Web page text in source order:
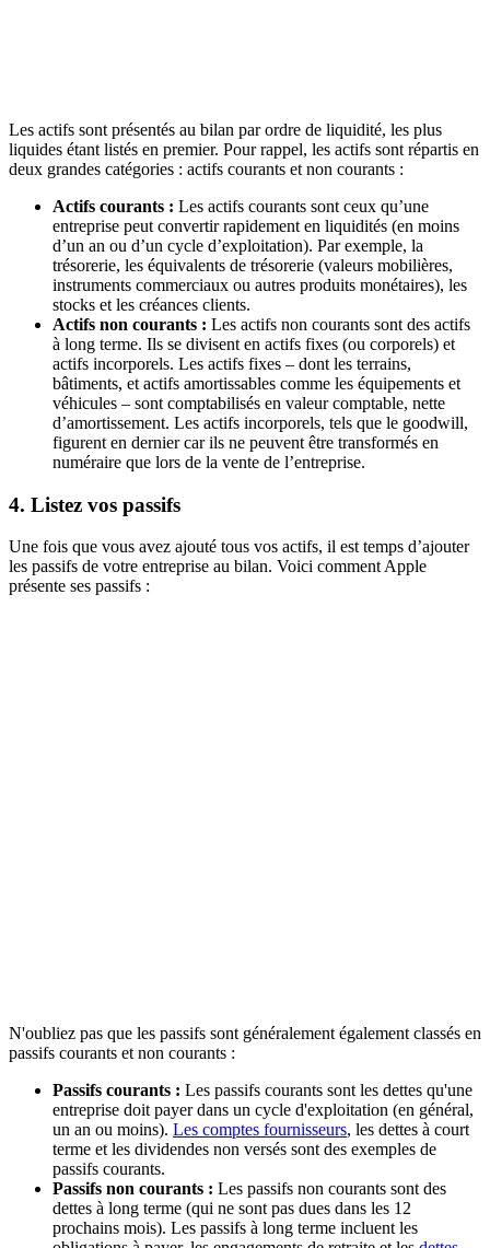
Les actifs sont présentés au bilan par ordre de liquidité, les plus
liquides étant listés en premier. Pour rappel, les actifs sont répartis en
deux grandes catégories : actifs courants et non courants :
Actifs courants : Les actifs courants sont ceux qu’une
entreprise peut convertir rapidement en liquidités (en moins
d’un an ou d’un cycle d’exploitation). Par exemple, la
trésorerie, les équivalents de trésorerie (valeurs mobilières,
instruments commerciaux ou autres produits monétaires), les
stocks et les créances clients.
Actifs non courants : Les actifs non courants sont des actifs
à long terme. Ils se divisent en actifs fixes (ou corporels) et
actifs incorporels. Les actifs fixes – dont les terrains,
bâtiments, et actifs amortissables comme les équipements et
véhicules – sont comptabilisés en valeur comptable, nette
d’amortissement. Les actifs incorporels, tels que le goodwill,
figurent en dernier car ils ne peuvent être transformés en
numéraire que lors de la vente de l’entreprise.
4. Listez vos passifs
Une fois que vous avez ajouté tous vos actifs, il est temps d’ajouter
les passifs de votre entreprise au bilan. Voici comment Apple
présente ses passifs :
N'oubliez pas que les passifs sont généralement également classés en
passifs courants et non courants :
Passifs courants : Les passifs courants sont les dettes qu'une
entreprise doit payer dans un cycle d'exploitation (en général,
un an ou moins). Les comptes fournisseurs, les dettes à court
terme et les dividendes non versés sont des exemples de
passifs courants.
Passifs non courants : Les passifs non courants sont des
dettes à long terme (qui ne sont pas dues dans les 12
prochains mois). Les passifs à long terme incluent les